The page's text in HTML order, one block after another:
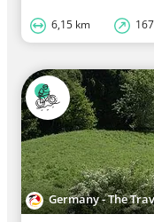
6,15 km
Germany - The